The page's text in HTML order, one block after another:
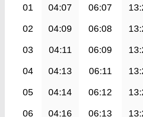
01 04:07 06:07
02 04:09 06:08
03 04:11 06:09
04 04:13 06:11
05 04:14 06:12
06 04:16 06:13